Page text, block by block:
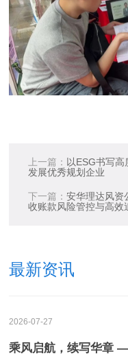
上一篇： 以ESG书写
发展优秀规划企业
下一篇：安华理达风资
收账款风险管控与高效
最新资讯
2026-07-27
乘风启航，续写华章